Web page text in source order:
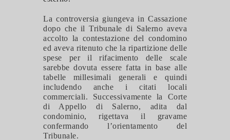
La controversia giungeva in Cassazione
dopo che il Tribunale di Salerno aveva
accolto la contestazione del condomino
ed aveva ritenuto che la ripartizione delle
spese per il rifacimento delle scale
sarebbe dovuta essere fatta in base alle
tabelle millesimali generali e quindi
includendo anche i citati locali
commerciali. Successivamente la Corte
di Appello di Salerno, adita dal
condominio, rigettava il gravame
confermando l’orientamento del
Tribunale.